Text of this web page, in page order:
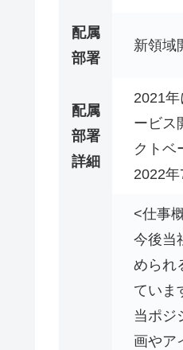
配属
部署
新領域
配属
部署
詳細
2021
ービス
クトベ
2022
<仕事
今後当
められ
ていま
当ポジ
画やア